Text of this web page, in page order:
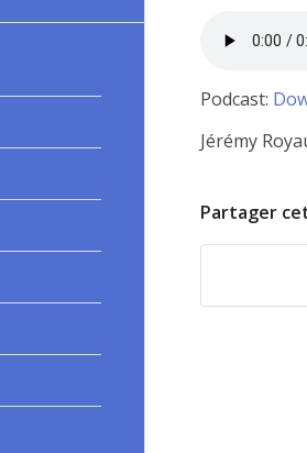
Podcast:
Jérémy
Partager